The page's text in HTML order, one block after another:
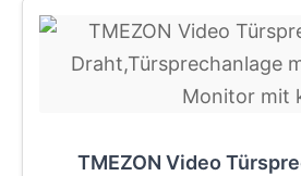
TMEZON Video